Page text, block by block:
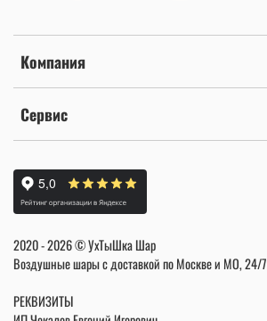
Компания
Сервис
2020 - 2026 © УхТыШка Шар
Воздушные шары с доставкой по Москве и МО, 24/7
РЕКВИЗИТЫ